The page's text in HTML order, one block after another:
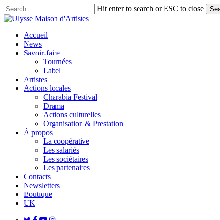
Skip
to
content
Hit enter to search or ESC to close
Close
search
Menu
Accueil
News
Savoir-faire
Tournées
Label
Artistes
Actions locales
Charabia Festival
Drama
Actions culturelles
Organisation & Prestation
À propos
La coopérative
Les salariés
Les sociétaires
Les partenaires
Contacts
Newsletters
Boutique
UK